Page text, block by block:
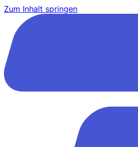
Zum Inhalt springen